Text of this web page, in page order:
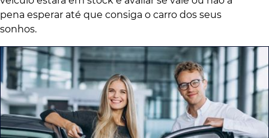
pena esperar até que consiga o carro dos seus
sonhos.